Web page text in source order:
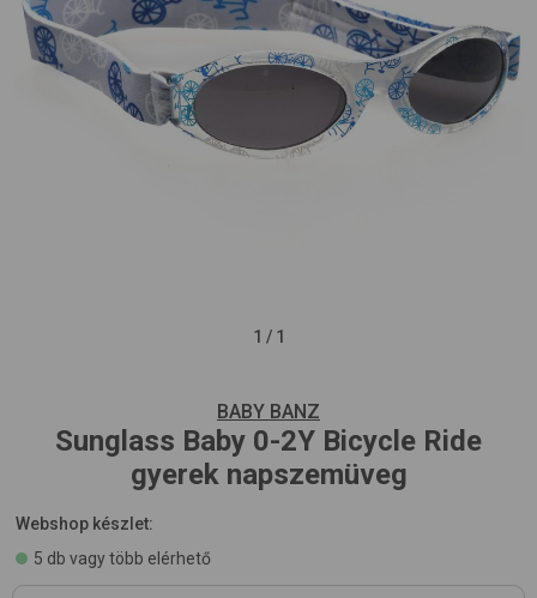
1 / 1
BABY BANZ
Sunglass Baby 0-2Y Bicycle Ride
gyerek napszemüveg
Webshop készlet:
5 db vagy több elérhető